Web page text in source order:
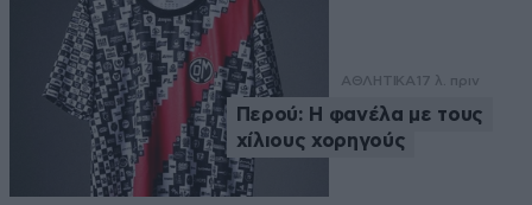
ΑΘΛΗΤΙΚΑ 17 λ. πριν
Περού: Η φανέλα με τους
χίλιους χορηγούς